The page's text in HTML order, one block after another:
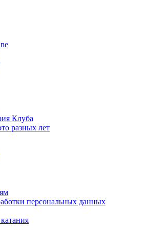
Клуба
разных лет
персональных данных